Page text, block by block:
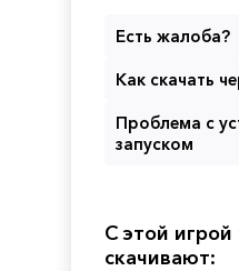
Есть жалоба?
Как скачать
Проблема с
запуском
С этой
скачивают: